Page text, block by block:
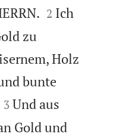

2 Ich
zu
Holz
bunte

3 Und aus
Gold und